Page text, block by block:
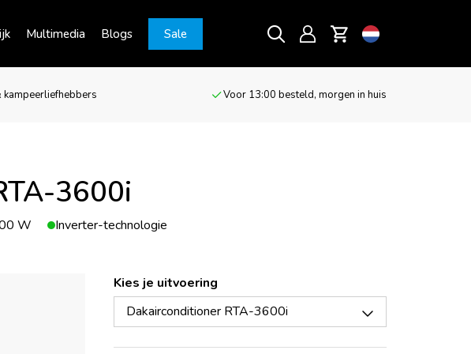
Multimedia Blogs Sale
Voor 13:00 besteld, morgen in huis
3600i
W Inverter-technologie
Kies je uitvoering
Dakairconditioner RTA-3600i